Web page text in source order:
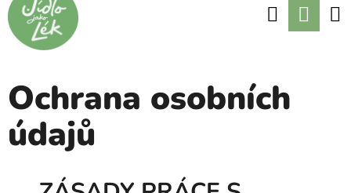
Přejít
na
Hledat
Ochrana osobních
údajů
K
O
K
Zpět
Zpět
C
O
P